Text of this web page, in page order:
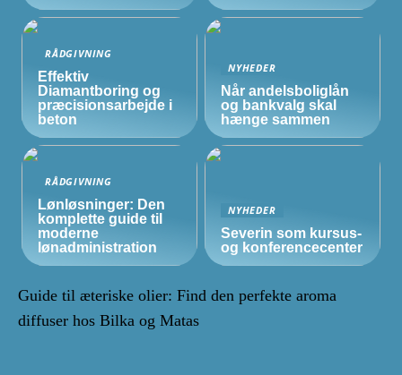
RÅDGIVNING
Effektiv
Diamantboring og
præcisionsarbejde i
beton
NYHEDER
Når andelsboliglån
og bankvalg skal
hænge sammen
RÅDGIVNING
Lønløsninger: Den
komplette guide til
moderne
lønadministration
NYHEDER
Severin som kursus-
og konferencecenter
Guide til æteriske olier: Find den perfekte aroma
diffuser hos Bilka og Matas